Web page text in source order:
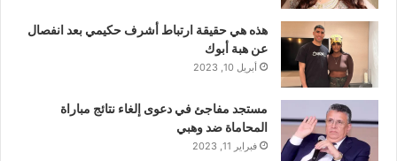
هذه هي حقيقة ارتباط أشرف حكيمي بعد انفصال
عن هبة أبوك
أبريل 10, 2023
مستجد مفاجئ في دعوى إلغاء نتائج مباراة
المحاماة ضد وهبي
فبراير 11, 2023